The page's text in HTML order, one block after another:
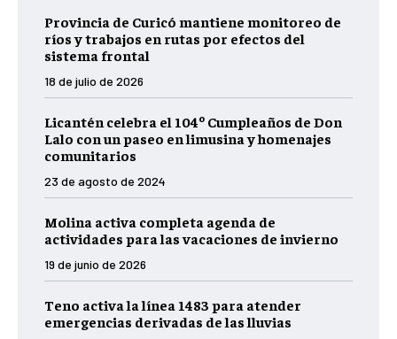
Provincia de Curicó mantiene monitoreo de
ríos y trabajos en rutas por efectos del
sistema frontal
18 de julio de 2026
Licantén celebra el 104º Cumpleaños de Don
Lalo con un paseo en limusina y homenajes
comunitarios
23 de agosto de 2024
Molina activa completa agenda de
actividades para las vacaciones de invierno
19 de junio de 2026
Teno activa la línea 1483 para atender
emergencias derivadas de las lluvias